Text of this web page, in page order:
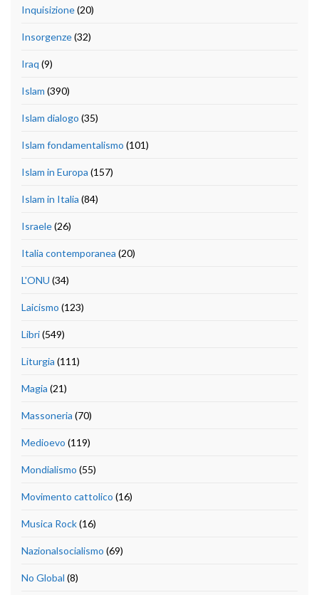
Inquisizione(20)
Insorgenze(32)
Iraq (9)
Islam (390)
Islam dialogo (35)
Islam fondamentalismo (101)
Islam in Europa (157)
Islam in Italia (84)
Israele(26)
Italia contemporanea (20)
L'ONU (34)
Laicismo (123)
Libri(549)
Liturgia (111)
Magia (21)
Massoneria (70)
Medioevo (119)
Mondialismo (55)
Movimento cattolico (16)
Musica Rock(16)
Nazionalsocialismo (69)
No Global (8)